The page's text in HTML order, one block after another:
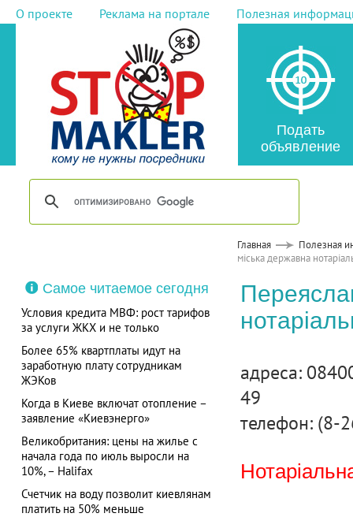
О проекте Реклама на портале Полезная
Подать
объявление
Главная
Полезная
міська державна
Самое читаемое сегодня
Условия кредита МВФ: рост тарифов
за услуги ЖКХ и не только
Более 65% квартплаты идут на
заработную плату сотрудникам
ЖЭКов
Когда в Киеве включат отопление –
заявление «Киевэнерго»
Великобритания: цены на жилье с
начала года по июль выросли на
10%, – Halifax
Счетчик на воду позволит киевлянам
платить на 50% меньше
адреса:
49
телефон: (8-